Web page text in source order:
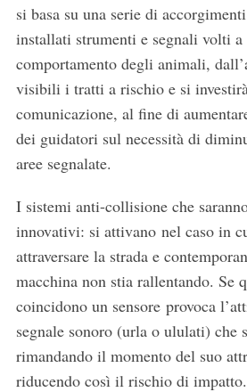
si basa su una serie di
installati strumenti e segnali volti
comportamento degli animali,
visibili i tratti a rischio e si
comunicazione, al fine di
dei guidatori sul necessità di
aree segnalate.
I sistemi anti-collisione che
innovativi: si attivano nel caso in
attraversare la strada e
macchina non stia rallentando. Se
coincidono un sensore provoca
segnale sonoro (urla o ululati) che
rimandando il momento del suo
riducendo così il rischio di